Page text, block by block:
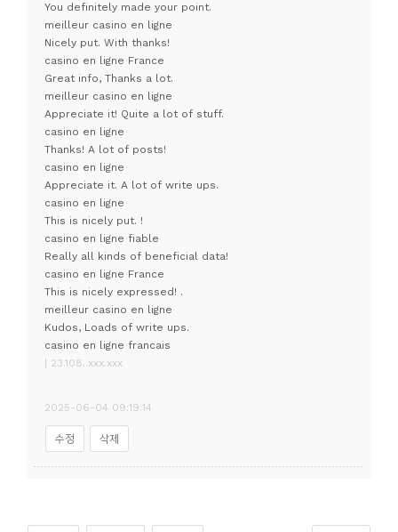
You definitely made your point.
meilleur casino en ligne
Nicely put. With thanks!
casino en ligne France
Great info, Thanks a lot.
meilleur casino en ligne
Appreciate it! Quite a lot of stuff.
casino en ligne
Thanks! A lot of posts!
casino en ligne
Appreciate it. A lot of write ups.
casino en ligne
This is nicely put. !
casino en ligne fiable
Really all kinds of beneficial data!
casino en ligne France
This is nicely expressed! .
meilleur casino en ligne
Kudos, Loads of write ups.
casino en ligne francais
| 23.108..xxx.xxx
2025-06-04 09:19:14
수정 삭제